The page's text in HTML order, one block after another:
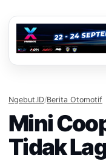
Ngebut.ID/Berita Otomotif
Mini
Tidak